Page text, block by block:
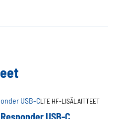
LTE HF-LISÄLAITTEET
USB-C